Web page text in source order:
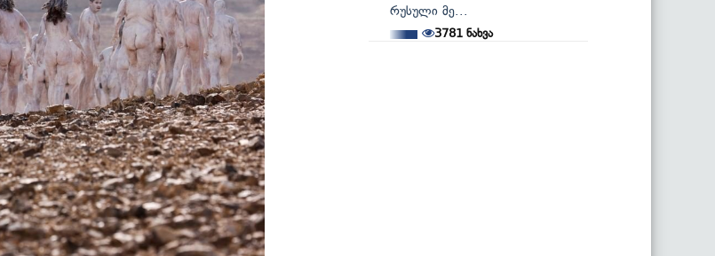
რუსული მე...
3781 ნახვა